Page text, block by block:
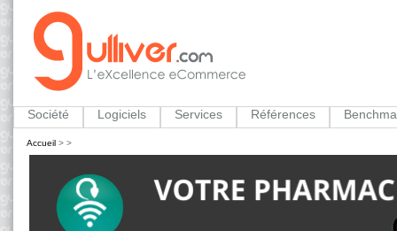
Société Logiciels Services Références
Accueil > >